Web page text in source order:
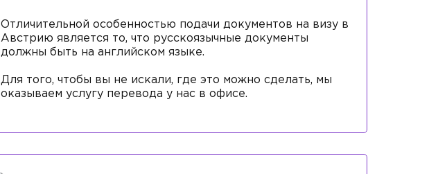
Отличительной особенностью подачи документов на визу в
Австрию является то, что русскоязычные документы
должны быть на английском языке.
Для того, чтобы вы не искали, где это можно сделать, мы
оказываем услугу перевода у нас в офисе.